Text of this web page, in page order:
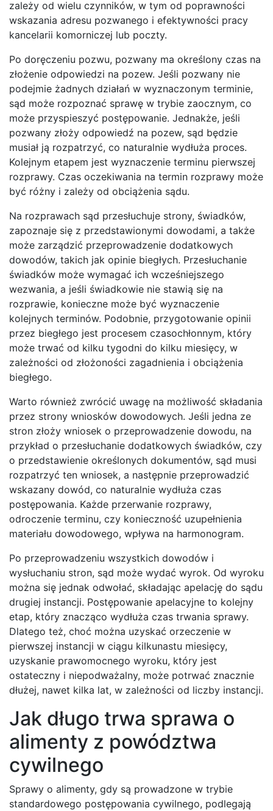
zależy od wielu czynników, w tym od poprawności
wskazania adresu pozwanego i efektywności pracy
kancelarii komorniczej lub poczty.
Po doręczeniu pozwu, pozwany ma określony czas na
złożenie odpowiedzi na pozew. Jeśli pozwany nie
podejmie żadnych działań w wyznaczonym terminie,
sąd może rozpoznać sprawę w trybie zaocznym, co
może przyspieszyć postępowanie. Jednakże, jeśli
pozwany złoży odpowiedź na pozew, sąd będzie
musiał ją rozpatrzyć, co naturalnie wydłuża proces.
Kolejnym etapem jest wyznaczenie terminu pierwszej
rozprawy. Czas oczekiwania na termin rozprawy może
być różny i zależy od obciążenia sądu.
Na rozprawach sąd przesłuchuje strony, świadków,
zapoznaje się z przedstawionymi dowodami, a także
może zarządzić przeprowadzenie dodatkowych
dowodów, takich jak opinie biegłych. Przesłuchanie
świadków może wymagać ich wcześniejszego
wezwania, a jeśli świadkowie nie stawią się na
rozprawie, konieczne może być wyznaczenie
kolejnych terminów. Podobnie, przygotowanie opinii
przez biegłego jest procesem czasochłonnym, który
może trwać od kilku tygodni do kilku miesięcy, w
zależności od złożoności zagadnienia i obciążenia
biegłego.
Warto również zwrócić uwagę na możliwość składania
przez strony wniosków dowodowych. Jeśli jedna ze
stron złoży wniosek o przeprowadzenie dowodu, na
przykład o przesłuchanie dodatkowych świadków, czy
o przedstawienie określonych dokumentów, sąd musi
rozpatrzyć ten wniosek, a następnie przeprowadzić
wskazany dowód, co naturalnie wydłuża czas
postępowania. Każde przerwanie rozprawy,
odroczenie terminu, czy konieczność uzupełnienia
materiału dowodowego, wpływa na harmonogram.
Po przeprowadzeniu wszystkich dowodów i
wysłuchaniu stron, sąd może wydać wyrok. Od wyroku
można się jednak odwołać, składając apelację do sądu
drugiej instancji. Postępowanie apelacyjne to kolejny
etap, który znacząco wydłuża czas trwania sprawy.
Dlatego też, choć można uzyskać orzeczenie w
pierwszej instancji w ciągu kilkunastu miesięcy,
uzyskanie prawomocnego wyroku, który jest
ostateczny i niepodważalny, może potrwać znacznie
dłużej, nawet kilka lat, w zależności od liczby instancji.
Jak długo trwa sprawa o
alimenty z powództwa
cywilnego
Sprawy o alimenty, gdy są prowadzone w trybie
standardowego postępowania cywilnego, podlegają